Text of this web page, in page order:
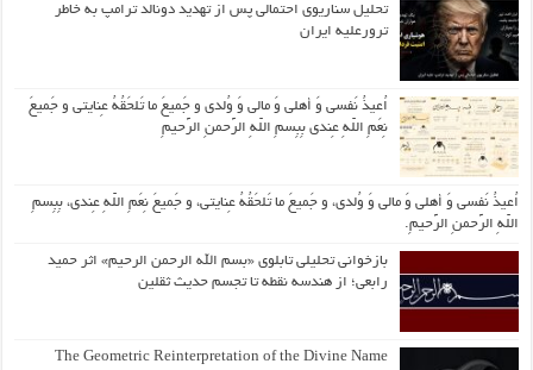
تحلیل سناریوی احتمالی پس از تهدید دونالد ترامپ به خاطر
ترورعلیه ایران
اُعیذُ نَفسی وَ أهلی وَ مالی وَ وُلدی و جَمیعَ ما تَلحَقُهُ عِنایتی و جَمیعَ
نِعَمِ اللّهِ عِندی بِبِسمِ اللّهِ الرَّحمنِ الرَّحیمِ
اُعیذُ نَفسی وَ أهلی وَ مالی وَ وُلدی، و جَمیعَ ما تَلحَقُهُ عِنایتی، و جَمیعَ نِعَمِ اللّهِ عِندی، بِبِسمِ
اللّهِ الرَّحمنِ الرَّحیمِ.
بازخوانی تحلیلی تابلوی «بسم الله الرحمن الرحیم» اثر حمید
رابعی؛ از هندسه نقطه تا تجسم حدیث ثقلین
The Geometric Reinterpretation of the Divine Name